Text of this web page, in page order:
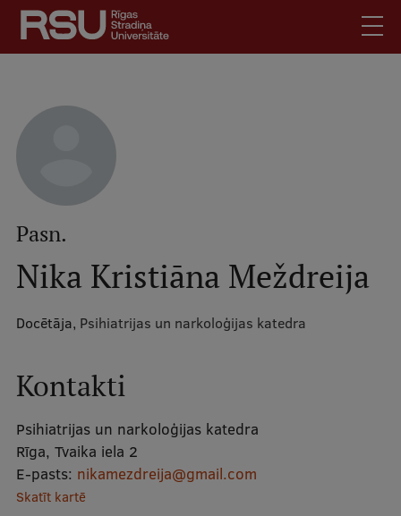
Pārlekt
galveno
saturu
Latviski
Meklēt Mobile
augšējā
izvēlne
Studentiem
Darba devējiem
Mobile
galvenā
izvēlne
Studiju iespējas
Pasn.
Nika Kristiāna Meždreija
Docētāja, Psihiatrijas un narkoloģijas katedra
Kontakti
Psihiatrijas un narkoloģijas katedra
Rīga, Tvaika iela 2
E-pasts: nikamezdreija@gmail.com
Skatīt kartē